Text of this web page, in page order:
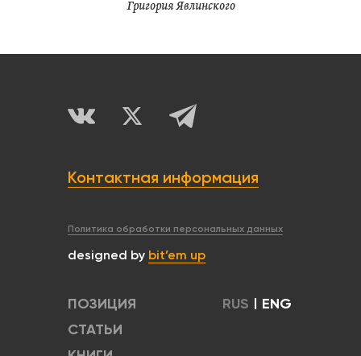
Григория Явлинского
Контактная информация
Политика обработки персональных данных
designed by bit’em up
ПОЗИЦИЯ
СТАТЬИ
RUS | ENG